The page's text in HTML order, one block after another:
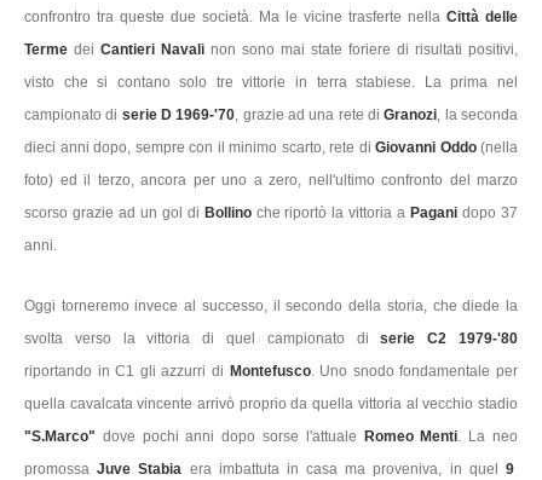
confrontro tra queste due società. Ma le vicine trasferte nella Città delle
Terme dei Cantieri Navali non sono mai state foriere di risultati positivi,
visto che si contano solo tre vittorie in terra stabiese. La prima nel
campionato di serie D 1969-'70, grazie ad una rete diGranozi, la seconda
dieci anni dopo, sempre con il minimo scarto, rete di Giovanni Oddo (nella
foto) ed il terzo, ancora per uno a zero, nell'ultimo confronto del marzo
scorso grazie ad un gol di Bollinoche riportò la vittoria a Paganidopo 37
anni.
Oggi torneremo invece al successo, il secondo della storia, che diede la
svolta verso la vittoria di quel campionato diserie C2 1979-'80
riportando in C1 gli azzurri di Montefusco. Uno snodo fondamentale per
quella cavalcata vincente arrivò proprio da quella vittoria al vecchio stadio
"S.Marco" dove pochi anni dopo sorse l'attuale Romeo Menti. La neo
promossaJuve Stabia era imbattuta in casa ma proveniva, in quel9